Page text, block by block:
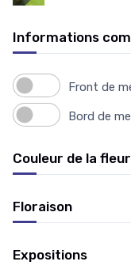
Informations
Front de
Bord de
Couleur de la fleur
Floraison
Expositions